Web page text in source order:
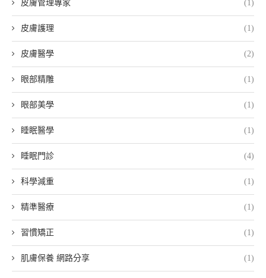
皮膚管理專家 (1)
皮膚護理 (1)
皮膚醫學 (2)
眼部精雕 (1)
眼部美學 (1)
睡眠醫學 (1)
睡眠門診 (4)
科學減重 (1)
精準醫療 (1)
習慣矯正 (1)
肌膚保養 網路分享 (1)